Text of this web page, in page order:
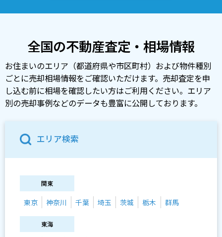
全国の不動産査定・相場情報
お住まいのエリア（都道府県や市区町村）および物件種別
ごとに売却相場情報をご確認いただけます。売却査定を申
し込む前に相場を確認したい方はご利用ください。エリア
別の売却事例などのデータも豊富に公開しております。
エリア検索
関東
東京 神奈川 千葉 埼玉 茨城 栃木 群馬
東海